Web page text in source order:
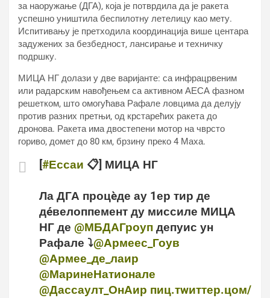
за наоружање (ДГА), која је потврдила да је ракета
успешно уништила беспилотну летелицу као мету.
Испитивању је претходила координација више центара
задужених за безбедност, лансирање и техничку
подршку.
МИЦА НГ долази у две варијанте: са инфрацрвеним
или радарским навођењем са активном АЕСА фазном
решетком, што омогућава Рафале ловцима да делују
против разних претњи, од крстарећих ракета до
дронова. Ракета има двостепени мотор на чврсто
гориво, домет до 80 км, брзину преко 4 Маха.
[#Ессаи 📋] МИЦА НГ
Ла ДГА процèде ау 1ер тир де
дéвелоппемент ду миссиле МИЦА
НГ де @МБДАГроуп депуис ун
Рафале ⤵️@Армеес_Гоув
@Армее_де_лаир
@МаринеНатионале
@Дассаулт_ОнАир пиц.тwиттер.цом/